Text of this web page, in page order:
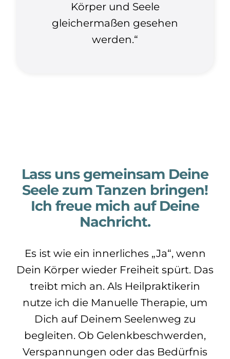
Körper und Seele
gleichermaßen gesehen
werden.“
Lass uns gemeinsam Deine
Seele zum Tanzen bringen!
Ich freue mich auf Deine
Nachricht.
Es ist wie ein innerliches „Ja“, wenn
Dein Körper wieder Freiheit spürt. Das
treibt mich an. Als Heilpraktikerin
nutze ich die Manuelle Therapie, um
Dich auf Deinem Seelenweg zu
begleiten. Ob Gelenkbeschwerden,
Verspannungen oder das Bedürfnis